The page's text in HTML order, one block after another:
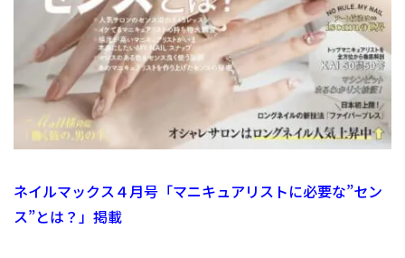
ネイルマックス４月号「マニキュアリストに必要な”セン
ス”とは？」掲載